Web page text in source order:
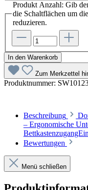
Produkt Anzahl: Gib
die Schaltflächen um
reduzieren.
In den Warenkorb
Zum Merkzettel
Produktnummer:
Beschreibung
– Ergonomische
Bewertungen
Menü schließen